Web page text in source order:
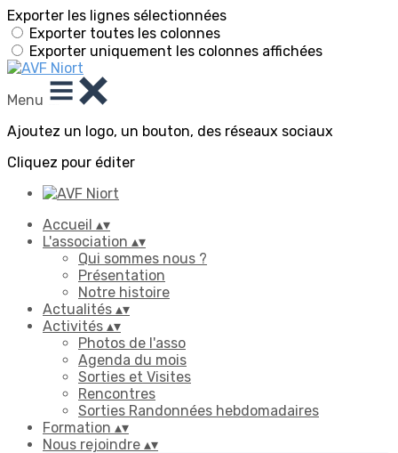
Exporter les lignes sélectionnées
Exporter toutes les colonnes
Exporter uniquement les colonnes affichées
Menu
Ajoutez un logo, un bouton, des réseaux sociaux
Cliquez pour éditer
Accueil ▴▾
L'association ▴▾
Qui sommes nous ?
Présentation
Notre histoire
Actualités ▴▾
Activités ▴▾
Photos de l'asso
Agenda du mois
Sorties et Visites
Rencontres
Sorties Randonnées hebdomadaires
Formation ▴▾
Nous rejoindre ▴▾